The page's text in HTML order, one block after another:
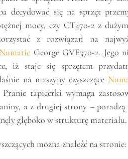
decydować się na sprzęt
mocy, czy CT470-2 z
z rozwiązań na
Numatic George GVE370-2. Jego
iż staje się sprzętem
na maszyny czyszczące
Pranie tapicerki wymaga
a z drugiej strony –
głęboko w strukturę materiału.
można znaleźć na stronie: